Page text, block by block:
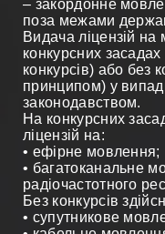
– закордонне
поза межами
Видача ліцензій
конкурсних
конкурсів) або без
принципом) у
законодавством.
На конкурсних
ліцензій на:
• ефірне мовлення;
• багатоканальне
радіочастотного
Без конкурсів
• супутникове